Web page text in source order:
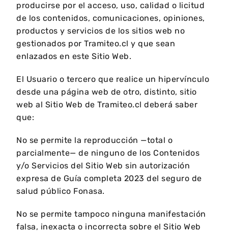
producirse por el acceso, uso, calidad o licitud
de los contenidos, comunicaciones, opiniones,
productos y servicios de los sitios web no
gestionados por Tramiteo.cl y que sean
enlazados en este Sitio Web.
El Usuario o tercero que realice un hipervínculo
desde una página web de otro, distinto, sitio
web al Sitio Web de Tramiteo.cl deberá saber
que:
No se permite la reproducción —total o
parcialmente— de ninguno de los Contenidos
y/o Servicios del Sitio Web sin autorización
expresa de Guía completa 2023 del seguro de
salud público Fonasa.
No se permite tampoco ninguna manifestación
falsa, inexacta o incorrecta sobre el Sitio Web